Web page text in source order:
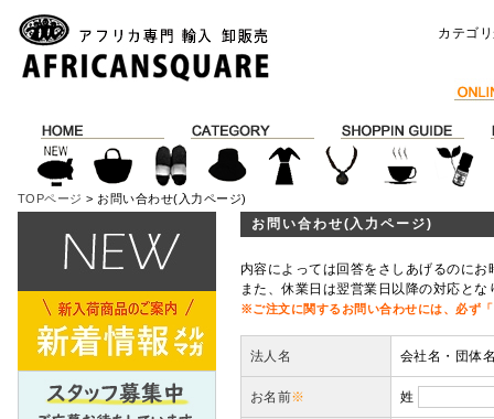
カテゴ
TOPページ > お問い合わせ(入力ページ)
お問い合わせ(入力ページ)
内容によっては回答をさしあげるのに
また、休業日は翌営業日以降の対応と
※ご注文に関するお問い合わせには、必ず
法人名 会社名・団体
お名前※ 姓